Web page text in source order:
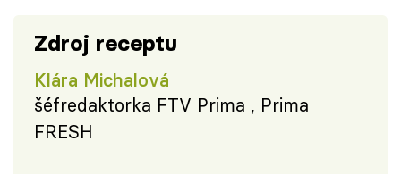
Zdroj receptu
Klára Michalová
šéfredaktorka FTV Prima , Prima
FRESH